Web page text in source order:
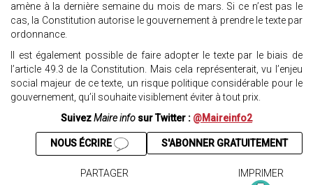
amène à la dernière semaine du mois de mars. Si ce n’est pas le
cas, la Constitution autorise le gouvernement à prendre le texte par
ordonnance.
Il est également possible de faire adopter le texte par le biais de
l’article 49.3 de la Constitution. Mais cela représenterait, vu l’enjeu
social majeur de ce texte, un risque politique considérable pour le
gouvernement, qu’il souhaite visiblement éviter à tout prix.
SuivezMaire info sur Twitter : @Maireinfo2
S'ABONNER GRATUITEMENT
NOUS ÉCRIRE
PARTAGER IMPRIMER